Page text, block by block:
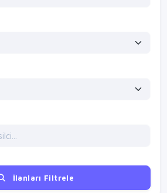
İlanları Filtrele